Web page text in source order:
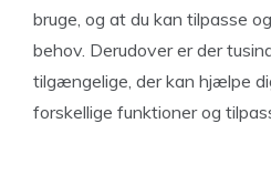
bruge, og at du kan tilpasse
behov. Derudover er der
tilgængelige, der kan hjælpe
forskellige funktioner og